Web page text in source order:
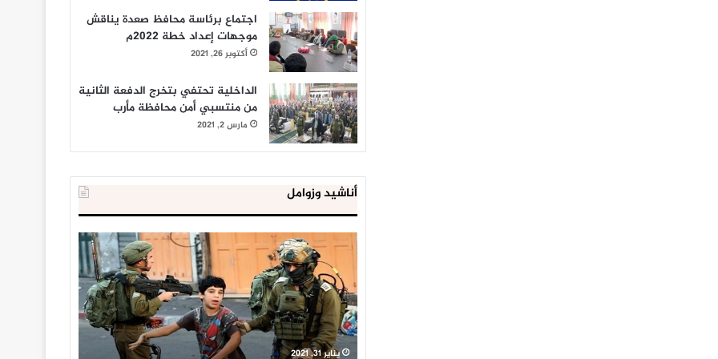
اجتماع برئاسة محافظ صعدة يناقش
موجهات إعداد خطة 2022م
أكتوبر 26, 2021
الداخلية تحتفي بتخرج الدفعة الثانية
من منتسبي أمن محافظة مأرب
مارس 2, 2021
أناشيد وزوامل
العدو
الإسرائيلي
اعتقل
543
طفلا
فلسطينيا
خلال
يناير 31, 2021
الداخلية
المصرية
تعلن
إحباط
‘مخطط
كبير’